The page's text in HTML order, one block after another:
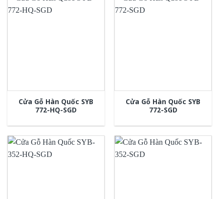
Cửa Gỗ Hàn Quốc SYB
772-HQ-SGD
Cửa Gỗ Hàn Quốc SYB
772-SGD